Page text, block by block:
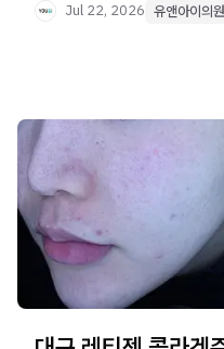
Jul 22, 2026 유앤아이의